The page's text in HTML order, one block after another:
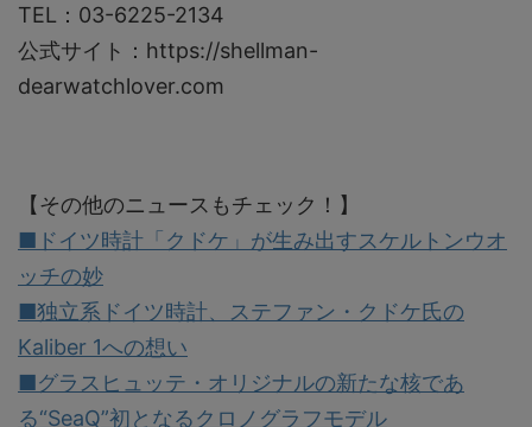
TEL：03-6225-2134
公式サイト：https://shellman-
dearwatchlover.com
【その他のニュースもチェック！】
■ドイツ時計「クドケ」が生み出すスケルトンウオ
ッチの妙
■独立系ドイツ時計、ステファン・クドケ氏の
Kaliber 1への想い
■グラスヒュッテ・オリジナルの新たな核であ
る“SeaQ”初となるクロノグラフモデル